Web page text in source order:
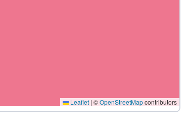
Leaflet | ©OpenStreetMapcontributors